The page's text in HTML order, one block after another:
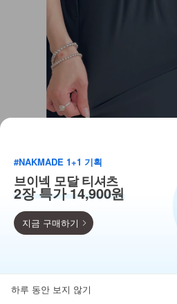
득템찬스
#NAKMADE 1+1 기획
브이넥 모달 티셔츠
2장 특가 14,900원
지금 구매하기
하루 동안 보지 않기
뒤로가기 카테고리